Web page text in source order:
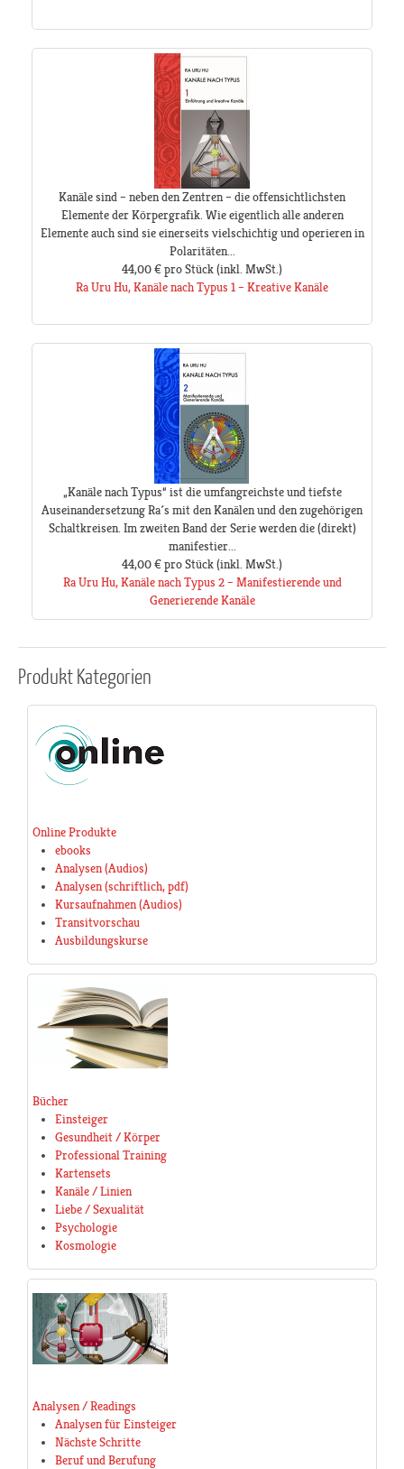
Kanäle sind – neben den Zentren – die offensichtlichsten
Elemente der Körpergrafik. Wie eigentlich alle anderen
Elemente auch sind sie einerseits vielschichtig und operieren in
Polaritäten...
44,00 €pro Stück(inkl. MwSt.)
Ra Uru Hu, Kanäle nach Typus 1 – Kreative Kanäle
„Kanäle nach Typus“ ist die umfangreichste und tiefste
Auseinandersetzung Ra´s mit den Kanälen und den zugehörigen
Schaltkreisen. Im zweiten Band der Serie werden die (direkt)
manifestier...
44,00 €pro Stück(inkl. MwSt.)
Ra Uru Hu, Kanäle nach Typus 2 – Manifestierende und
Generierende Kanäle
ProduktKategorien
Online Produkte
ebooks
Analysen (Audios)
Analysen (schriftlich, pdf)
Kursaufnahmen (Audios)
Transitvorschau
Ausbildungskurse
Bücher
Einsteiger
Gesundheit / Körper
Professional Training
Kartensets
Kanäle / Linien
Liebe / Sexualität
Psychologie
Kosmologie
Analysen / Readings
Analysen für Einsteiger
Nächste Schritte
Beruf und Berufung